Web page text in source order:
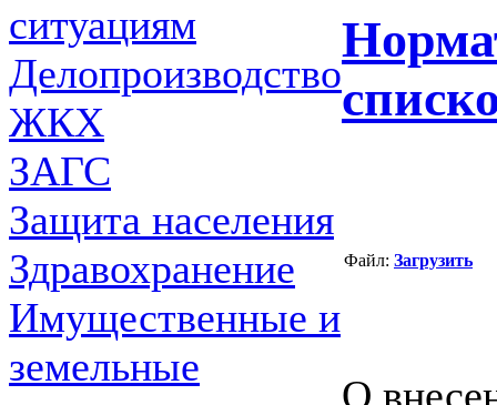
ситуациям
Делопроизводство
ЖКХ
ЗАГС
Защита населения
Здравохранение
Имущественные и
земельные
Файл: Загрузить
О